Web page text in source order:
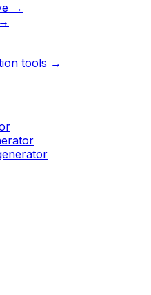
→
tools →